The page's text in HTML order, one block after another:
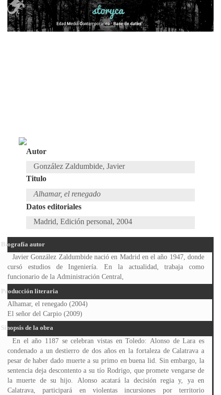
Autor
González Zaldumbide, Javier
Titulo
Alhamar, el renegado
Datos editoriales
Madrid, Edición personal, 2004
Biografía autor
Javier González Zaldumbide nació en Madrid en el año 1947, donde
cursó estudios de Ingeniería. En la actualidad, trabaja como
funcionario de la Administración Central,
Producción literaria
Alhamar, el renegado (2004)
El señor del Carpio (2009)
Sinopsis de la obra
En el año 1187 se celebran vistas en Toledo: Alonso de Lara es
condenado a un destierro de dos años en la fortaleza de Calatrava a
pesar de haber dado muerte a su primo en buena lid. Sin embargo, la
sentencia deja descontento a su tío Rodrigo, que promete vengarse de
la muerte de su hijo. Alonso acatará la decisión regia y, ya en
Calatrava, participará en violentas incursiones por territorio